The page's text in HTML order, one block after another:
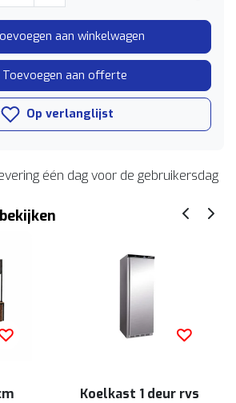
aan winkelwagen
Toevoegen aan offerte
Op verlanglijst
één dag voor de gebruikersdag
Koelkast 1 deur rvs